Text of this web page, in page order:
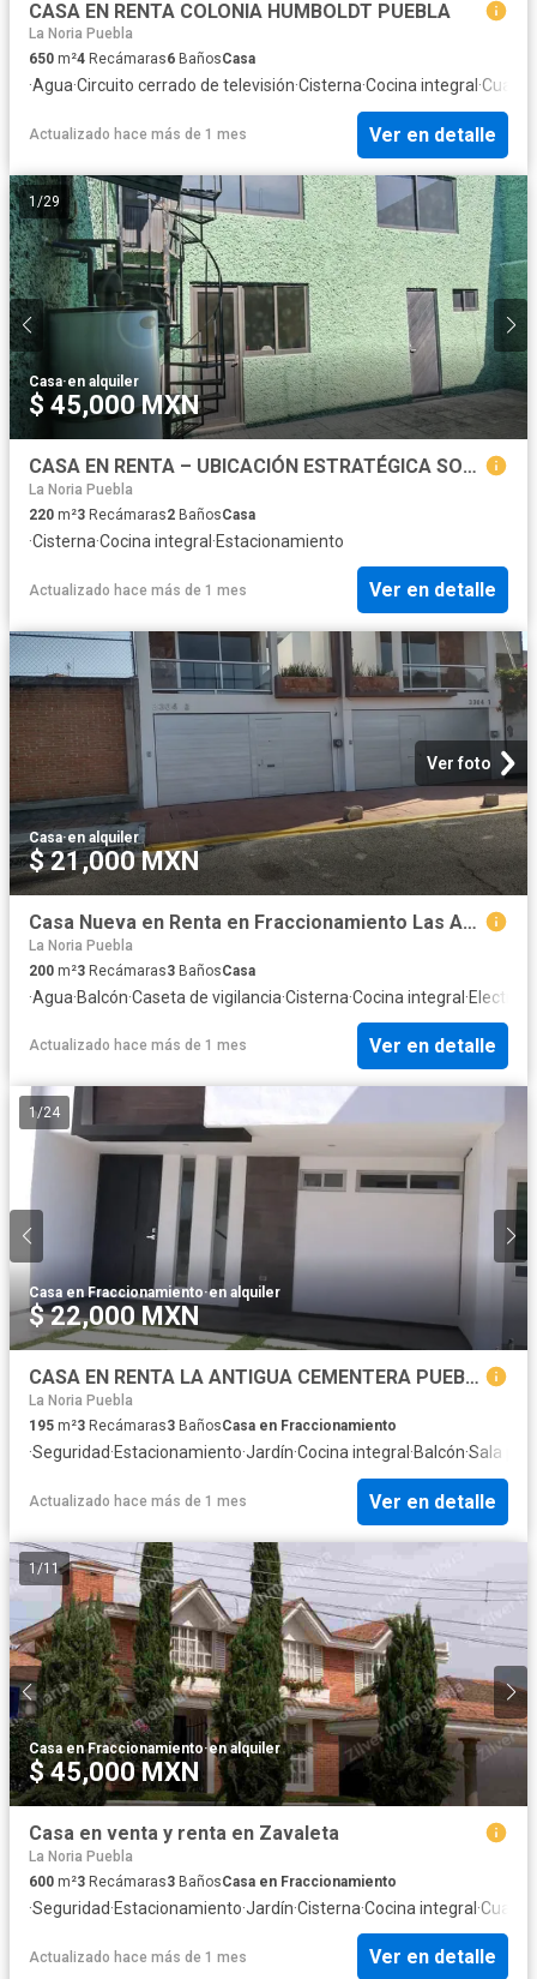
CASA EN RENTA COLONIA HUMBOLDT PUEBLA
La Noria Puebla
650 m²4 Recámaras6 BañosCasa
·Agua·Circuito cerrado de televisión·Cisterna·Cocina integral ·Cuarto
Actualizado hace más de 1 mes Ver en detalle
1 /29
Casa·en alquiler
$ 45,000 MXN
CASA EN RENTA – UBICACIÓN ESTRATÉGICA SOBRE 16 DE SEPTIEMBRE Col Gabriel Pastor 2da Seccion Antes de Boulevard 5 de Mayo.
La Noria Puebla
220 m²3 Recámaras2 BañosCasa
·Cisterna·Cocina integral ·Estacionamiento
Actualizado hace más de 1 mes Ver en detalle
Ver foto
Casa·en alquiler
$ 21,000 MXN
Casa Nueva en Renta en Fraccionamiento Las Animas
La Noria Puebla
200 m²3 Recámaras3 BañosCasa
·Agua·Balcón·Caseta de vigilancia·Cisterna·Cocina integral·
Actualizado hace más de 1 mes Ver en detalle
1/24
Casa en Fraccionamiento·en alquiler
$ 22,000 MXN
CASA EN RENTA LA ANTIGUA CEMENTERA PUEBLA
La Noria Puebla
195 m²3 Recámaras3 BañosCasa en Fraccionamiento
·Seguridad·Estacionamiento·Jardín·Cocina integral ·Balcón·Sala
Actualizado hace más de 1 mes Ver en detalle
1/11
Casa en Fraccionamiento·en alquiler
$ 45,000 MXN
Casa en venta y renta en Zavaleta
La Noria Puebla
600 m²3 Recámaras3 BañosCasa en Fraccionamiento
·Seguridad·Estacionamiento·Jardín·Cisterna·Cocina integral ·Cuarto
Actualizado hace más de 1 mes Ver en detalle